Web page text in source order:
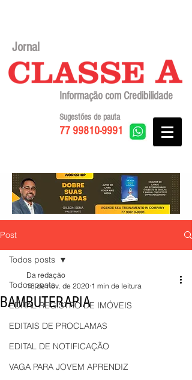
Jornal
Informação com Credibilidade
77 99810-9991
Sugestões de pauta
Post
Todos posts
EDITAL REGISTRO DE IMÓVEIS
EDITAIS DE PROCLAMAS
EDITAL DE NOTIFICAÇÃO
VAGA PARA JOVEM APRENDIZ
Todos posts
BAMBUTERAPIA
Da redação
18 de nov. de 2020 1 min de leitura